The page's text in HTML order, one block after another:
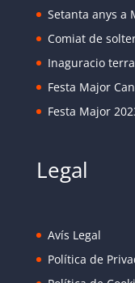
Setanta anys a
Comiat de
Inaguracio
Festa Major
Festa Major
Legal
Avís Legal
Política de